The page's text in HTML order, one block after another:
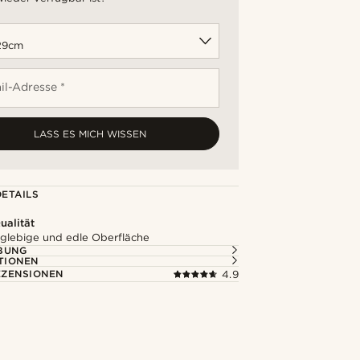
Adresse *
LASS ES MICH WISSEN
und edle Oberfläche
4.9